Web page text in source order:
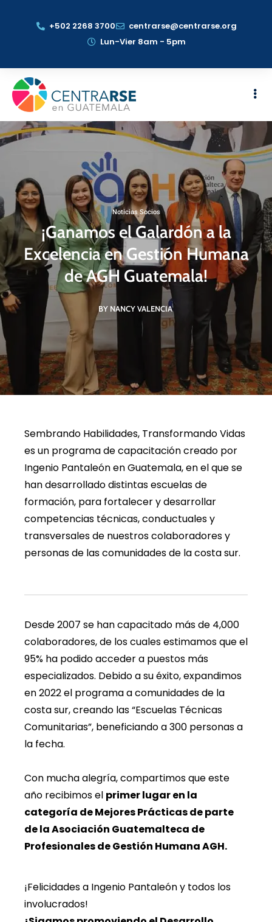
+502 2268 3700
centrarse@centrarse.org
Lun-Vier 8am - 5pm
Noticias Socios
¡Ganamos el Galardón a la
Excelencia en Gestión Humana
de AGH Guatemala!
BY NANCY VALENCIA
Sembrando Habilidades, Transformando Vidas
es un programa de capacitación creado por
Ingenio Pantaleón en Guatemala, en el que se
han desarrollado distintas escuelas de
formación, para fortalecer y desarrollar
competencias técnicas, conductuales y
transversales de nuestros colaboradores y
personas de las comunidades de la costa sur.
Desde 2007 se han capacitado más de 4,000
colaboradores, de los cuales estimamos que el
95% ha podido acceder a puestos más
especializados. Debido a su éxito, expandimos
en 2022 el programa a comunidades de la
costa sur, creando las “Escuelas Técnicas
Comunitarias”, beneficiando a 300 personas a
la fecha.
Con mucha alegría, compartimos que este
año recibimos el primer lugar en la
categoría de Mejores Prácticas de parte
de la Asociación Guatemalteca de
Profesionales de Gestión Humana AGH.
¡Felicidades a Ingenio Pantaleón y todos los
involucrados!